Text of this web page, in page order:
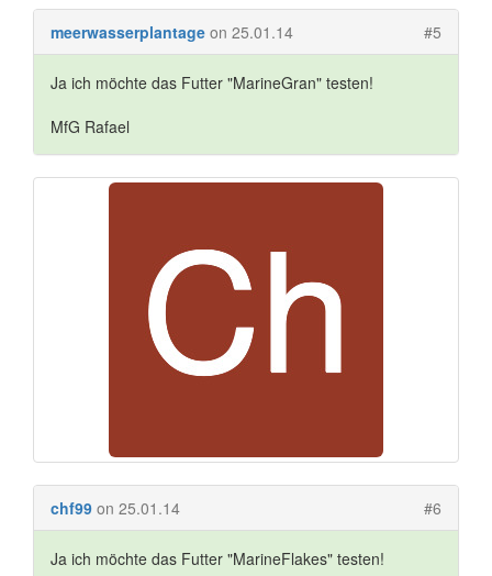
meerwasserplantage on 25.01.14 #5
Ja ich möchte das Futter "MarineGran" testen!
MfG Rafael
chf99 on 25.01.14 #6
Ja ich möchte das Futter "MarineFlakes" testen!